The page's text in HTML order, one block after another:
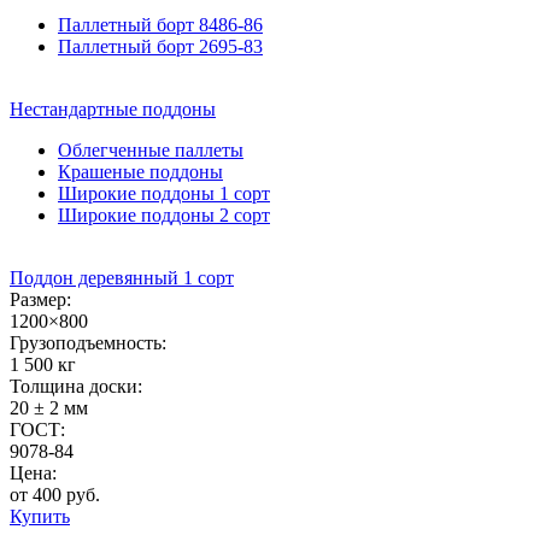
Паллетный борт 8486-86
Паллетный борт 2695-83
Нестандартные поддоны
Облегченные паллеты
Крашеные поддоны
Широкие поддоны 1 сорт
Широкие поддоны 2 сорт
Поддон деревянный 1 сорт
Размер:
1200×800
Грузоподъемность:
1 500 кг
Толщина доски:
20 ± 2 мм
ГОСТ:
9078-84
Цена:
от 400 руб.
Купить